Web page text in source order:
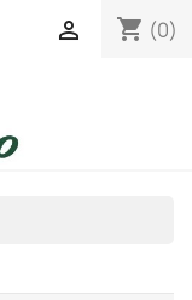
shopping_cart (0)
